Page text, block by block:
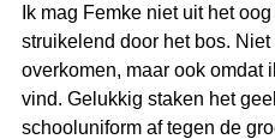
Ik mag Femke niet uit het
struikelend door het bos.
overkomen, maar ook omdat
vind. Gelukkig staken het
schooluniform af tegen de